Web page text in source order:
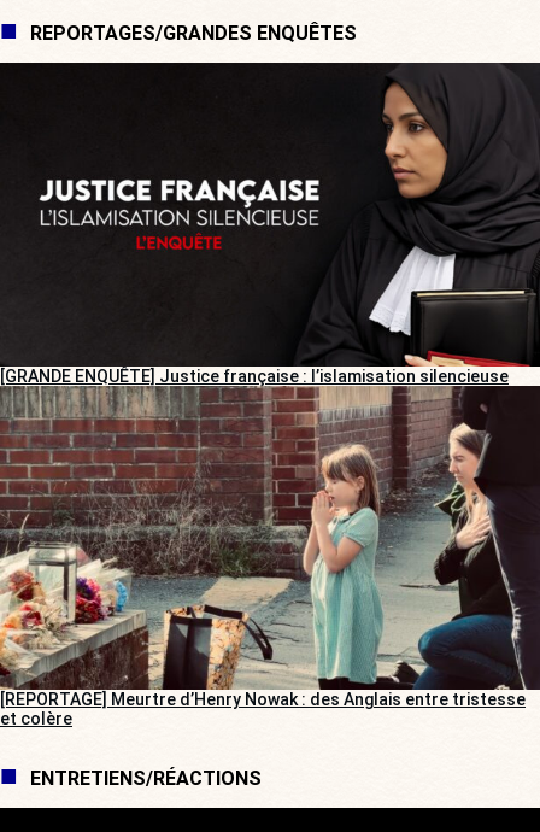
REPORTAGES/GRANDES ENQUÊTES
[GRANDE ENQUÊTE] Justice française : l’islamisation silencieuse
[REPORTAGE] Meurtre d’Henry Nowak : des Anglais entre tristesse
et colère
ENTRETIENS/RÉACTIONS